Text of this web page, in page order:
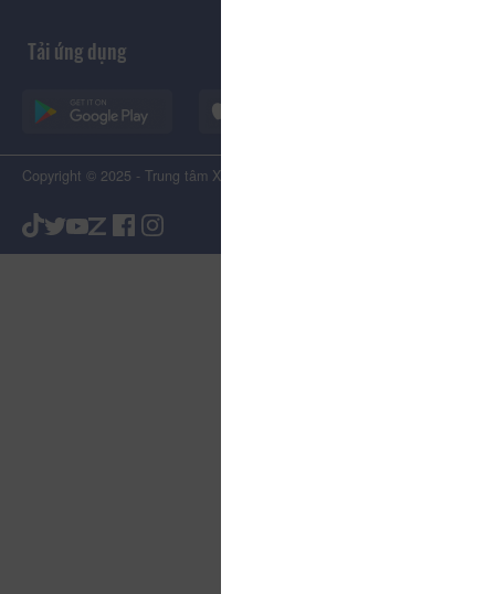
Tải ứng dụng
Copyright © 2025 - Trung tâm Xúc tiến Du lịch Tỉnh Lâm Đồng